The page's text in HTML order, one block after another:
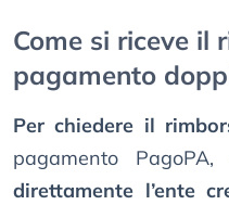
Come si riceve il
pagamento
Per chiedere il
pagamento
direttamente l’ente